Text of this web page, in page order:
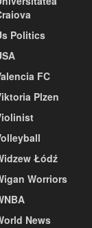
Politics
FC
Plzen
Łódź
Worriors
News